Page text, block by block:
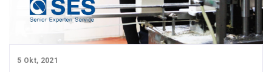
5 Okt, 2021